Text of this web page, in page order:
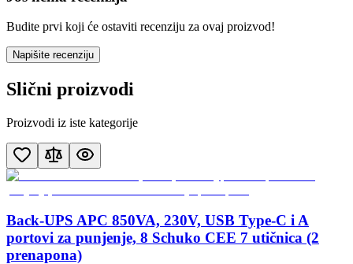
Budite prvi koji će ostaviti recenziju za ovaj proizvod!
Napišite recenziju
Slični proizvodi
Proizvodi iz iste kategorije
Back-UPS APC 850VA, 230V, USB Type-C i A
portovi za punjenje, 8 Schuko CEE 7 utičnica (2
prenapona)